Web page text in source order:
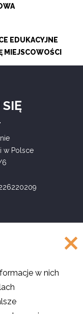
EDUKACYJNE
MIEJSCOWOŚCI
w Polsce
6
w Polsce
w nich